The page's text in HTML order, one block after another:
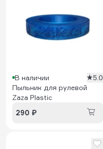
В наличии
5.0
Пыльник для рулевой
Zaza Plastic
290 ₽